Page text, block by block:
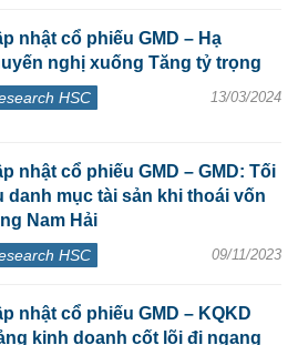
nhật cổ phiếu GMD – Hạ
nghị xuống Tăng tỷ trọng
HSC 13/03/2024
nhật cổ phiếu GMD – GMD: Tối
danh mục tài sản khi thoái vốn
Nam Hải
HSC 09/11/2023
nhật cổ phiếu GMD – KQKD
kinh doanh cốt lõi đi ngang